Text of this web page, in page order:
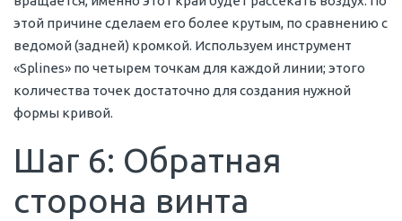
этой причине сделаем его более крутым, по сравнению с
ведомой (задней) кромкой. Используем инструмент
«Splines» по четырем точкам для каждой линии; этого
количества точек достаточно для создания нужной
формы кривой.
Шаг 6: Обратная
сторона винта